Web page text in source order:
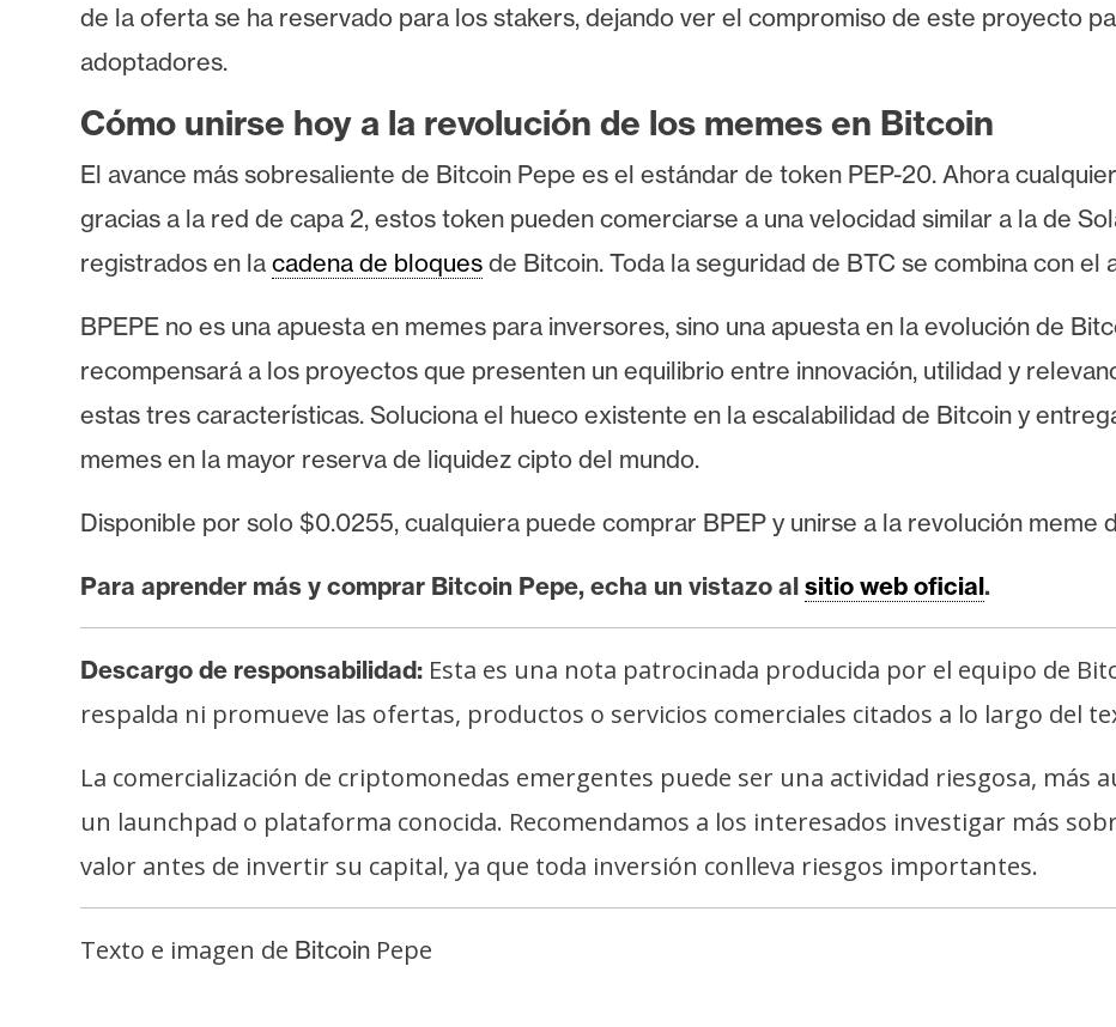
i
d
d
de la oferta se ha reservado para los stakers, dejando ver el compromiso de este proyecto
adoptadores.
Cómo unirse hoy a la revolución de los memes en Bitcoin
El avance más sobresaliente de Bitcoin Pepe es el estándar de token PEP-20. Ahora
gracias a la red de capa 2, estos token pueden comerciarse a una velocidad similar a la de
registrados en la cadena de bloques de Bitcoin. Toda la seguridad de BTC se combina con el
BPEPE no es una apuesta en memes para inversores, sino una apuesta en la evolución de
recompensará a los proyectos que presenten un equilibrio entre innovación, utilidad y
estas tres características. Soluciona el hueco existente en la escalabilidad de Bitcoin y
memes en la mayor reserva de liquidez cipto del mundo.
Disponible por solo $0.0255, cualquiera puede comprar BPEP y unirse a la revolución meme
Para aprender más y comprar Bitcoin Pepe, echa un vistazo al sitio web oficial.
Descargo de responsabilidad: Esta es una nota patrocinada producida por el equipo de
respalda ni promueve las ofertas, productos o servicios comerciales citados a lo largo del
La comercialización de criptomonedas emergentes puede ser una actividad riesgosa, más
un launchpad o plataforma conocida. Recomendamos a los interesados investigar más
valor antes de invertir su capital, ya que toda inversión conlleva riesgos importantes.
Texto e imagen de Bitcoin Pepe